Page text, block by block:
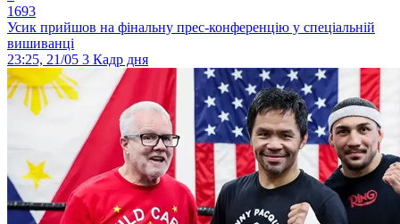
1693
Усик прийшов на фінальну прес-конференцію у спеціальній
вишиванці
23:25, 21/05 3 Кадр дня